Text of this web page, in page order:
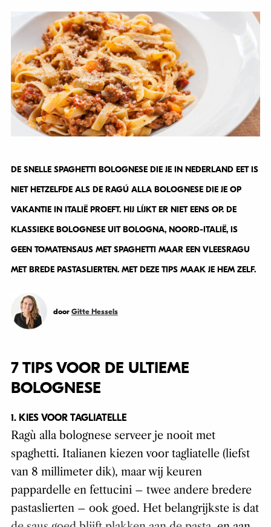
DE SNELLE SPAGHETTI BOLOGNESE DIE JE IN NEDERLAND EET IS
NIET HETZELFDE ALS DE RAGÚ ALLA BOLOGNESE DIE JE OP
VAKANTIE IN ITALIË PROEFT. HIJ LÍJKT ER NIET EENS OP. DE
KLASSIEKE BOLOGNESE UIT BOLOGNA, NOORD-ITALIË, IS
GEEN TOMATENSAUS MET SPAGHETTI MAAR EEN VLEESRAGU
MET BREDE PASTASLIERTEN. MET DEZE TIPS MAAK JE HEM ZELF.
door Gitte Hessels
7 TIPS VOOR DE ULTIEME
BOLOGNESE
1. KIES VOOR TAGLIATELLE
Ragù alla bolognese serveer je nooit met
spaghetti. Italianen kiezen voor tagliatelle (liefst
van 8 millimeter dik), maar wij keuren
pappardelle en fettucini – twee andere bredere
pastaslierten – ook goed. Het belangrijkste is dat